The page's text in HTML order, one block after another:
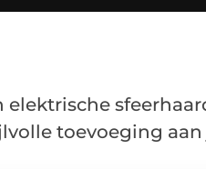
elektrische
toevoeging aan